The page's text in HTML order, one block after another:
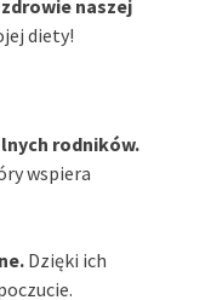
naszej
diety!
rodników.
wspiera
Dzięki ich